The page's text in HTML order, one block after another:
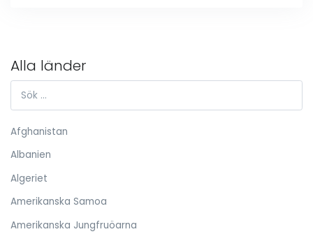
Alla länder
Afghanistan
Albanien
Algeriet
Amerikanska Samoa
Amerikanska Jungfruöarna